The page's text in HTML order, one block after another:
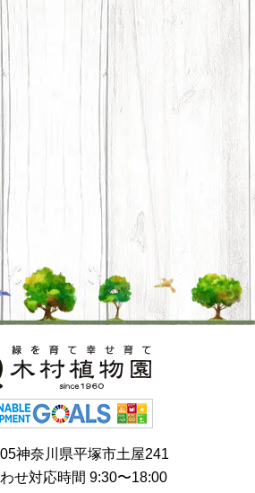
神奈川県平塚市土屋241
せ対応時間 9:30〜18:00